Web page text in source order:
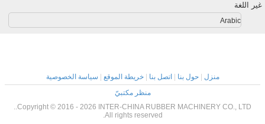
غير اللغة
Arabic
منزل |حول بنا اتصل بنا |خريطة الموقع
سياسة الخصوصية
منظر مكتبيّ
Copyright © 2016 - 2026 INTER-CHINA RUBBER MACHINERY CO., LTD..
All rights reserved.